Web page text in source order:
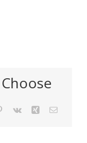
Pinterest
Vk Xing Email